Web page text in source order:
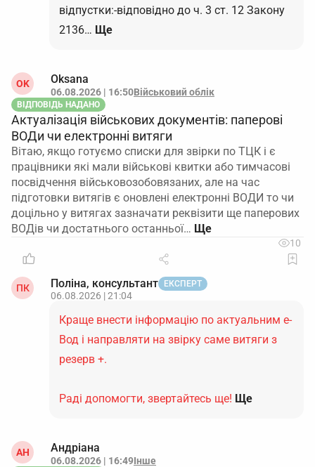
відпустки:-відповідно до ч. 3 ст. 12 Закону
2136… Ще
OK Oksana
06.08.2026 | 16:50Військовий облік
ВІДПОВІДЬ НАДАНО
Актуалізація військових документів: паперові
ВОДи чи електронні витяги
Вітаю, якщо готуємо списки для звірки по ТЦК і є
працівники які мали військові квитки або тимчасові
посвідчення військовозобовязаних, але на час
підготовки витягів є оновлені електронні ВОДИ то чи
доцільно у витягах зазначати реквізити ще паперових
ВОДів чи достатнього останньої…
10
ПК Поліна, консультант ЕКСПЕРТ
06.08.2026 | 21:04
Краще внести інформацію по актуальним е-
Вод і направляти на звірку саме витяги з
резерв +.
Раді допомогти, звертайтесь ще! Ще
АН Андріана
06.08.2026 | 16:49Інше